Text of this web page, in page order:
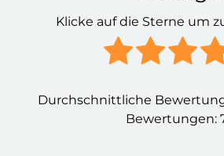
Klicke auf die Sterne um
Durchschnittliche
Bewertungen: